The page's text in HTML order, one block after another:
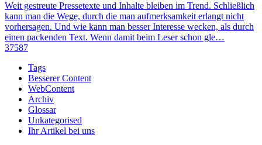
Weit gestreute Pressetexte und Inhalte bleiben im Trend. Schließlich
kann man die Wege, durch die man aufmerksamkeit erlangt nicht
vorhersagen. Und wie kann man besser Interesse wecken, als durch
einen packenden Text. Wenn damit beim Leser schon gle…
37587
Tags
Besserer Content
WebContent
Archiv
Glossar
Unkategorised
Ihr Artikel bei uns